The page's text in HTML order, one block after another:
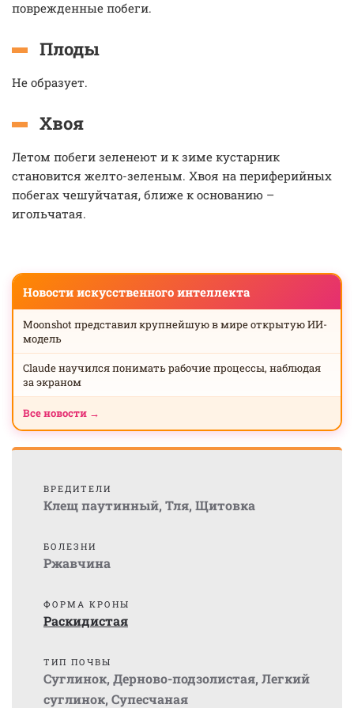
поврежденные побеги.
Плоды
Не образует.
Хвоя
Летом побеги зеленеют и к зиме кустарник
становится желто-зеленым. Хвоя на периферийных
побегах чешуйчатая, ближе к основанию –
игольчатая.
Новости искусственного интеллекта
Moonshot представил крупнейшую в мире открытую ИИ-
модель
Claude научился понимать рабочие процессы, наблюдая
за экраном
Все новости →
ВРЕДИТЕЛИ
Клещ паутинный, Тля, Щитовка
БОЛЕЗНИ
Ржавчина
ФОРМА КРОНЫ
Раскидистая
ТИП ПОЧВЫ
Суглинок, Дерново-подзолистая, Легкий
суглинок, Супесчаная